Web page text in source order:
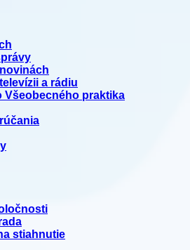
a rádiu
Všeobecného praktika
stiahnutie